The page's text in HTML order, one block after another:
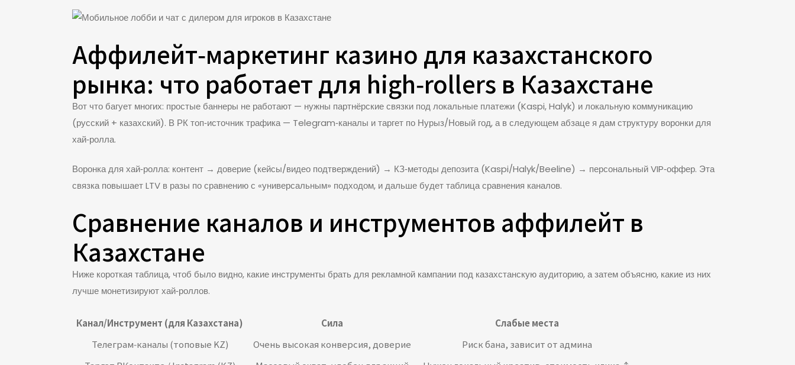
Аффилейт‑маркетинг казино для казахстанского
рынка: что работает для high‑rollers в Казахстане
Вот что багует многих: простые баннеры не работают — нужны партнёрские связки под локальные платежи (Kaspi, Halyk) и локальную коммуникацию
(русский + казахский). В РК топ‑источник трафика — Telegram‑каналы и таргет по Нурыз/Новый год, а в следующем абзаце я дам структуру воронки для
хай‑ролла.
Воронка для хай‑ролла: контент → доверие (кейсы/видео подтверждений) → КЗ‑методы депозита (Kaspi/Halyk/Beeline) → персональный VIP‑оффер. Эта
связка повышает LTV в разы по сравнению с «универсальным» подходом, и дальше будет таблица сравнения каналов.
Сравнение каналов и инструментов аффилейт в
Казахстане
Ниже короткая таблица, чтоб было видно, какие инструменты брать для рекламной кампании под казахстанскую аудиторию, а затем объясню, какие из них
лучше монетизируют хай‑роллов.
Канал/Инструмент (для Казахстана) Сила
Слабые места
Телеграм‑каналы (топовые KZ)
Очень высокая конверсия, доверие
Риск бана, зависит от админа